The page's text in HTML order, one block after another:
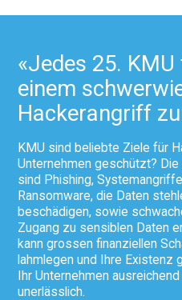
«Jedes 25. KMU
einem schwerwi
Hackerangriff zu
KMU sind beliebte Ziele für
Unternehmen geschützt?
sind Phishing,
Ransomware, die Daten
beschädigen, sowie
Zugang zu sensiblen Daten
kann grossen finanziellen
lahmlegen und Ihre Existenz
Ihr Unternehmen
unerlässlich.